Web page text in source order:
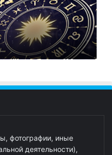
фотографии, иные
деятельности),